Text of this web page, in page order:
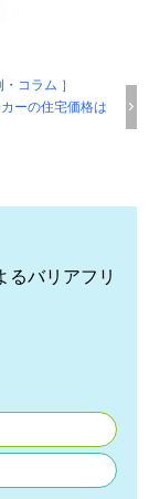
・コラム ］
ーの住宅価格は
るバリアフリ